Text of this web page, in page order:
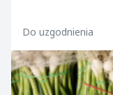
Do uzgodnienia